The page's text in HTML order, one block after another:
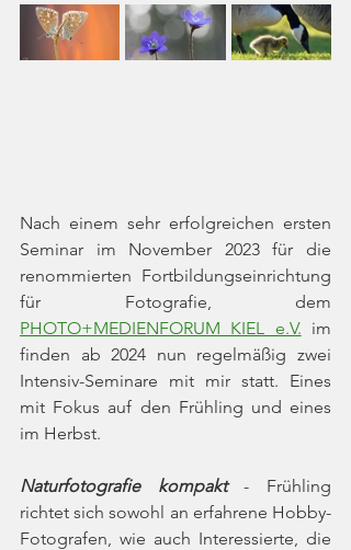
Nach einem sehr erfolgreichen ersten
Seminar im November 2023 für die
renommierten Fortbildungseinrichtung
PHOTO+MEDIENFORUM KIEL e.V. im
finden ab 2024 nun regelmäßig zwei
Intensiv-Seminare mit mir statt. Eines
mit Fokus auf den Frühling und eines
im Herbst.
Naturfotografie kompakt - Frühling
richtet sich sowohl an erfahrene Hobby-
Fotografen, wie auch Interessierte, die